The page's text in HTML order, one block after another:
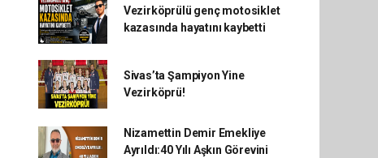
Vezirköprülü genç motosiklet
kazasında hayatını kaybetti
Sivas’ta Şampiyon Yine
Vezirköprü!
Nizamettin Demir Emekliye
Ayrıldı:40 Yılı Aşkın Görevini